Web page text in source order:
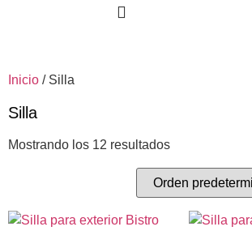
Inicio / Silla
Silla
Mostrando los 12 resultados